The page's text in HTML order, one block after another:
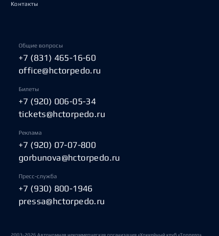
Контакты
Общие вопросы
+7 (831) 465-16-60
office@hctorpedo.ru
Билеты
+7 (920) 006-05-34
tickets@hctorpedo.ru
Реклама
+7 (920) 07-07-800
gorbunova@hctorpedo.ru
Пресс-служба
+7 (930) 800-1946
pressa@hctorpedo.ru
2003-2026 Автономная некоммерческая организация «Хоккейный клуб «Торпедо»